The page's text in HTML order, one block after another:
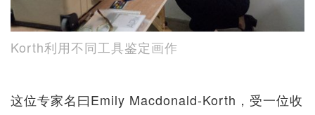
Korth利用不同工具鉴定画作
这位专家名曰Emily Macdonald-Korth，受一位收